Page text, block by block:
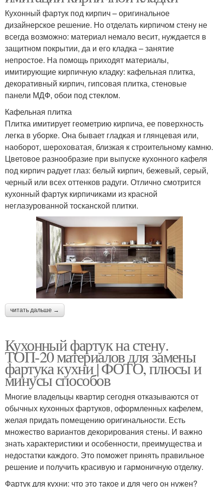
Кухонный фартук под кирпич – оригинальное
дизайнерское решение. Но отделать кирпичом стену не
всегда возможно: материал немало весит, нуждается в
защитном покрытии, да и его кладка – занятие
непростое. На помощь приходят материалы,
имитирующие кирпичную кладку: кафельная плитка,
декоративный кирпич, гипсовая плитка, стеновые
панели МДФ, обои под стеклом.
Кафельная плитка
Плитка имитирует геометрию кирпича, ее поверхность
легка в уборке. Она бывает гладкая и глянцевая или,
наоборот, шероховатая, близкая к строительному камню.
Цветовое разнообразие при выпуске кухонного кафеля
под кирпич радует глаз: белый кирпич, бежевый, серый,
черный или всех оттенков радуги. Отлично смотрится
кухонный фартук кирпичиками из красной
неглазурованной тосканской плитки.
читать дальше →
Кухонный фартук на стену.
ТОП-20 материалов для замены
фартука кухни | ФОТО, плюсы и
минусы способов
Многие владельцы квартир сегодня отказываются от
обычных кухонных фартуков, оформленных кафелем,
желая придать помещению оригинальности. Есть
множество вариантов декорирования стены. И важно
знать характеристики и особенности, преимущества и
недостатки каждого. Это поможет принять правильное
решение и получить красивую и гармоничную отделку.
Фартук для кухни: что это такое и для чего он нужен?